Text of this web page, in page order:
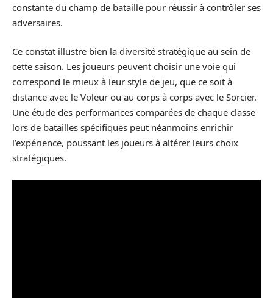
constante du champ de bataille pour réussir à contrôler ses
adversaires.
Ce constat illustre bien la diversité stratégique au sein de
cette saison. Les joueurs peuvent choisir une voie qui
correspond le mieux à leur style de jeu, que ce soit à
distance avec le Voleur ou au corps à corps avec le Sorcier.
Une étude des performances comparées de chaque classe
lors de batailles spécifiques peut néanmoins enrichir
l’expérience, poussant les joueurs à altérer leurs choix
stratégiques.